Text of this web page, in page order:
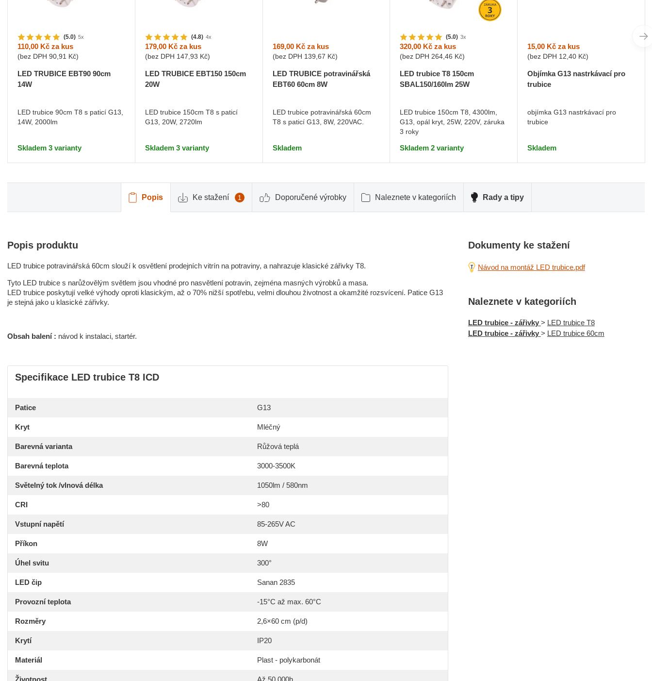
(5.0) 5x
110,00 Kč za kus
(bez DPH 90,91 Kč)
LED TRUBICE EBT90 90cm
14W
LED trubice 90cm T8 s paticí G13,
14W, 2000lm
Skladem 3 varianty
(4.8) 4x
179,00 Kčza kus
(bez DPH 147,93 Kč)
LED TRUBICE EBT150 150cm
20W
LED trubice 150cm T8 s paticí
G13, 20W, 2720lm
Skladem 3 varianty
169,00 Kčza kus
(bez DPH 139,67 Kč)
LED TRUBICE potravinářská
EBT60 60cm 8W
LED trubice potravinářská 60cm
T8 s paticí G13, 8W, 220VAC.
Skladem
(5.0) 3x
320,00 Kč za kus
(bez DPH 264,46 Kč)
LED trubice T8 150cm
SBAL150/160lm 25W
LED trubice 150cm T8, 4300lm,
G13, opál kryt, 25W, 220V, záruka
3 roky
Skladem 2 varianty
15,00 Kč za kus
(bez DPH 12,40 Kč)
Objímka G13 nastrkávací pro
trubice
objímka G13 nastrkávací pro
trubice
Skladem
Popis Ke stažení 1 Doporučené výrobky Naleznete v kategoriích Rady a tipy
Popis produktu
LED trubice potravinářská 60cm slouží k osvětlení prodejních vitrín na potraviny, a nahrazuje klasické zářivky T8.
Tyto LED trubice s narůžovělým světlem jsou vhodné pro nasvětlení potravin, zejména masných výrobků a masa.
LED trubice poskytují velké výhody oproti klasickým, až o 70% nižší spotřebu, velmi dlouhou životnost a okamžité rozsvícení. Patice G13
je stejná jako u klasické zářivky.
Obsah balení : návod k instalaci, startér.
Specifikace LED trubice T8 ICD
Patice G13
Kryt Mléčný
Barevná varianta Růžová teplá
Barevná teplota 3000-3500K
Světelný tok /vlnová délka 1050lm / 580nm
CRI >80
Vstupní napětí 85-265V AC
Příkon 8W
Úhel svitu 300°
LED čip Sanan 2835
Provozní teplota -15°C až max. 60°C
Rozměry 2,6×60 cm (p/d)
Krytí IP20
Materiál Plast - polykarbonát
Dokumenty ke stažení
Návod na montáž LED trubice.pdf
Naleznete v kategoriích
LED trubice - zářivky > LED trubice T8
LED trubice - zářivky > LED trubice 60cm